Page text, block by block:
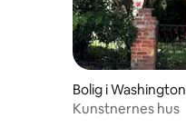
Bolig i Washington
Kunstnernes hus